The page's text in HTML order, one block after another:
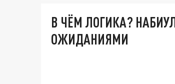
В ЧЁМ ЛОГИКА?
ОЖИДАНИЯМИ